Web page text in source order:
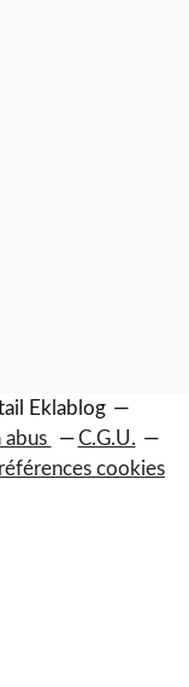
Eklablog
abus
C.G.U.
cookies